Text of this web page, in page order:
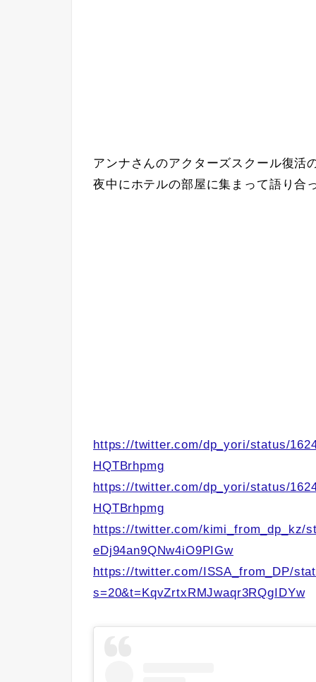
アンナさんのアクターズスクール復活
夜中にホテルの部屋に集まって語り合
https://twitter.com/dp_yori/status/
HQTBrhpmg
https://twitter.com/dp_yori/status/
HQTBrhpmg
https://twitter.com/kimi_from_dp_kz/
eDj94an9QNw4iO9PIGw
https://twitter.com/ISSA_from_DP/
s=20&t=KqvZrtxRMJwaqr3RQgIDYw